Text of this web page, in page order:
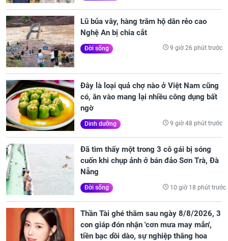
Lũ bủa vây, hàng trăm hộ dân rẻo cao
Nghệ An bị chia cắt
Đời sống 9 giờ 26 phút trước
Đây là loại quả chợ nào ở Việt Nam cũng
có, ăn vào mang lại nhiều công dụng bất
ngờ
Dinh dưỡng 9 giờ 48 phút trước
Đã tìm thấy một trong 3 cô gái bị sóng
cuốn khi chụp ảnh ở bán đảo Sơn Trà, Đà
Nẵng
Đời sống 10 giờ 18 phút trước
Thần Tài ghé thăm sau ngày 8/8/2026, 3
con giáp đón nhận 'cơn mưa may mắn',
tiền bạc dồi dào, sự nghiệp thăng hoa